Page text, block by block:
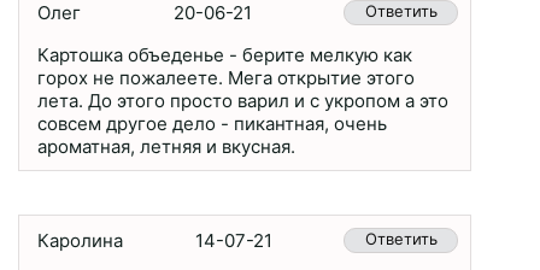
Олег 20-06-21 Ответить
Картошка объеденье - берите мелкую как
горох не пожалеете. Мега открытие этого
лета. До этого просто варил и с укропом а это
совсем другое дело - пикантная, очень
ароматная, летняя и вкусная.
Каролина 14-07-21 Ответить